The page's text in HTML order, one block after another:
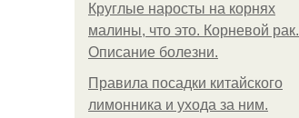
Круглые наросты на корнях
малины, что это. Корневой рак.
Описание болезни.
Правила посадки китайского
лимонника и ухода за ним.